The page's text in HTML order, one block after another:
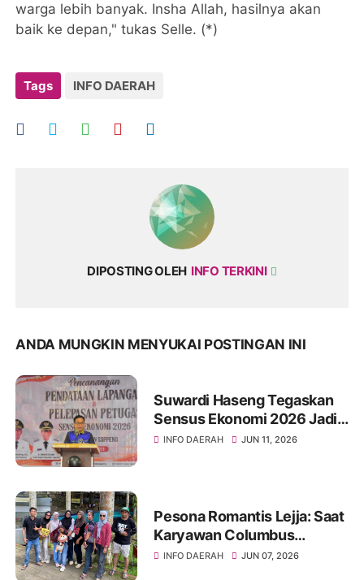
warga lebih banyak. Insha Allah, hasilnya akan
baik ke depan," tukas Selle. (*)
Tags INFO DAERAH
DIPOSTING OLEH INFO TERKINI
ANDA MUNGKIN MENYUKAI POSTINGAN INI
Suwardi Haseng Tegaskan
Sensus Ekonomi 2026 Jadi
Basis Pembangunan
INFO DAERAH JUN 11, 2026
Pesona Romantis Lejja: Saat
Karyawan Columbus
Soppeng Menenun
INFO DAERAH JUN 07, 2026